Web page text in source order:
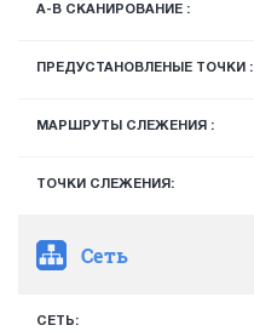
A-B СКАНИРОВАНИЕ :
ПРЕДУСТАНОВЛЕНЫЕ ТОЧКИ :
МАРШРУТЫ СЛЕЖЕНИЯ :
ТОЧКИ СЛЕЖЕНИЯ:
Сеть
СЕТЬ: